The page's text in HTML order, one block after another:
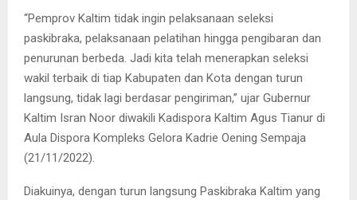
“Pemprov Kaltim tidak ingin pelaksanaan seleksi
paskibraka, pelaksanaan pelatihan hingga pengibaran dan
penurunan berbeda. Jadi kita telah menerapkan seleksi
wakil terbaik di tiap Kabupaten dan Kota dengan turun
langsung, tidak lagi berdasar pengiriman,” ujar Gubernur
Kaltim Isran Noor diwakili Kadispora Kaltim Agus Tianur di
Aula Dispora Kompleks Gelora Kadrie Oening Sempaja
(21/11/2022).
Diakuinya, dengan turun langsung Paskibraka Kaltim yang